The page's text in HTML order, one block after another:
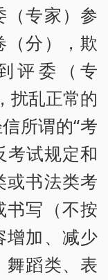
（专家）参
分），欺
评委（专
扰乱正常的
所谓的“考
考试规定和
或书法类考
书写（不按
增加、减少
舞蹈类、表